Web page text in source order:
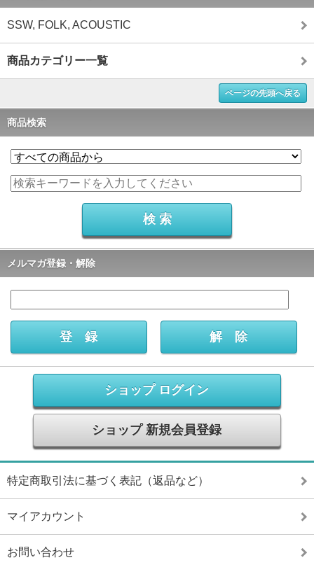
SSW, FOLK, ACOUSTIC
商品カテゴリー一覧
ページの先頭へ戻る
商品検索
メルマガ登録・解除
ショップ ログイン
ショップ 新規会員登録
特定商取引法に基づく表記（返品など）
マイアカウント
お問い合わせ